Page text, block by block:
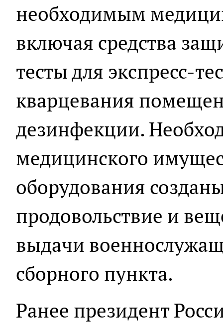
необходимым
включая средства
тесты для экспресс-
кварцевания
дезинфекции.
медицинского
оборудования
продовольствие и
выдачи
сборного пункта.
Ранее президент